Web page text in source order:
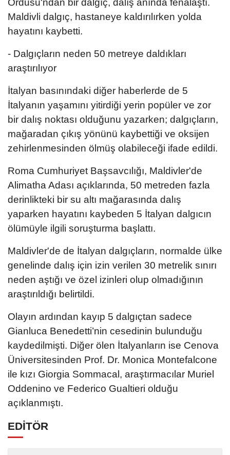
Ordusu'ndan bir dalgıç, dalış anında fenalaştı.
Maldivli dalgıç, hastaneye kaldırılırken yolda
hayatını kaybetti.
- Dalgıçların neden 50 metreye daldıkları
araştırılıyor
İtalyan basınındaki diğer haberlerde de 5
İtalyanın yaşamını yitirdiği yerin popüler ve zor
bir dalış noktası olduğunu yazarken; dalgıçların,
mağaradan çıkış yönünü kaybettiği ve oksijen
zehirlenmesinden ölmüş olabileceği ifade edildi.
Roma Cumhuriyet Başsavcılığı, Maldivler'de
Alimatha Adası açıklarında, 50 metreden fazla
derinlikteki bir su altı mağarasında dalış
yaparken hayatını kaybeden 5 İtalyan dalgıcın
ölümüyle ilgili soruşturma başlattı.
Maldivler'de de İtalyan dalgıçların, normalde ülke
genelinde dalış için izin verilen 30 metrelik sınırı
neden aştığı ve özel izinleri olup olmadığının
araştırıldığı belirtildi.
Olayın ardından kayıp 5 dalgıçtan sadece
Gianluca Benedetti’nin cesedinin bulunduğu
kaydedilmişti. Diğer ölen İtalyanların ise Cenova
Üniversitesinden Prof. Dr. Monica Montefalcone
ile kızı Giorgia Sommacal, araştırmacılar Muriel
Oddenino ve Federico Gualtieri olduğu
açıklanmıştı.
EDİTÖR